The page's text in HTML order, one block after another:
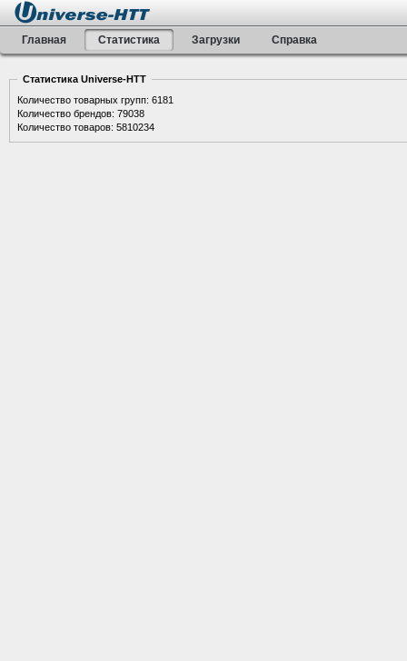
Главная Статистика Загрузки Справка
Статистика Universe-HTT
Количество товарных групп: 6181
Количество брендов: 79038
Количество товаров: 5810234